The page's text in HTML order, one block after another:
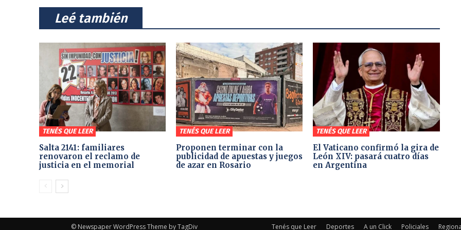
⠀Leé también⠀
TENÉS QUE LEER
Salta 2141: familiares
renovaron el reclamo de
justicia en el memorial
TENÉS QUE LEER
Proponen terminar con la
publicidad de apuestas y juegos
de azar en Rosario
TENÉS QUE LEER
El Vaticano confirmó la gira de
León XIV: pasará cuatro días
en Argentina
Tenés que Leer Deportes A un Click Policiales
© Newspaper WordPress Theme by TagDiv